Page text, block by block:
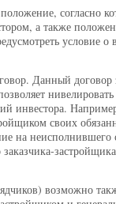
согласно
а также
условие о
Данный договор
инвестора.
своих
на неисполнившего
возможно